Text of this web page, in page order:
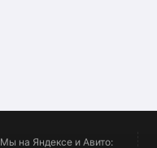
Мы на Яндексе и Авито: